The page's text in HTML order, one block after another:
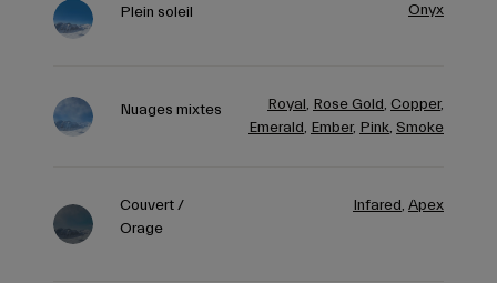
Plein soleil Onyx
Nuages mixtes Royal, Rose Gold, Copper,
Emerald, Ember, Pink, Smoke
Couvert /
Orage
Infared, Apex